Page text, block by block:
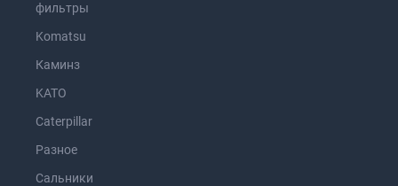
фильтры
Komatsu
Каминз
KATO
Caterpillar
Разное
Сальники